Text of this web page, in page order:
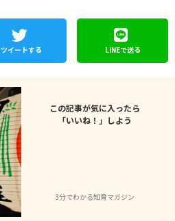
ツイートする LINEで送る
この記事が気に入ったら
「いいね！」しよう
3分でわかる知育マガジン